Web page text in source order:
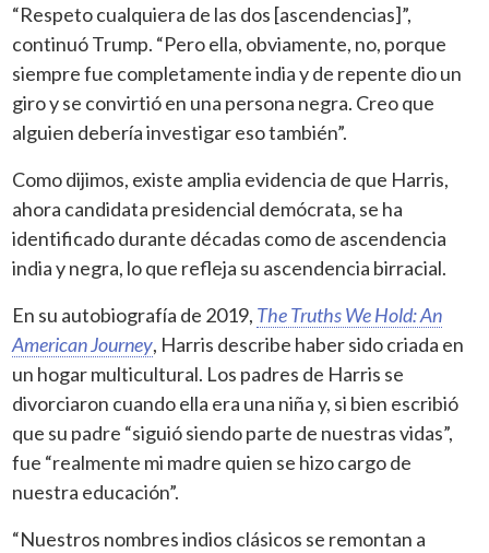
“Respeto cualquiera de las dos [ascendencias]”,
continuó Trump. “Pero ella, obviamente, no, porque
siempre fue completamente india y de repente dio un
giro y se convirtió en una persona negra. Creo que
alguien debería investigar eso también”.
Como dijimos, existe amplia evidencia de que Harris,
ahora candidata presidencial demócrata, se ha
identificado durante décadas como de ascendencia
india y negra, lo que refleja su ascendencia birracial.
En su autobiografía de 2019, The Truths We Hold: An
American Journey, Harris describe haber sido criada en
un hogar multicultural. Los padres de Harris se
divorciaron cuando ella era una niña y, si bien escribió
que su padre “siguió siendo parte de nuestras vidas”,
fue “realmente mi madre quien se hizo cargo de
nuestra educación”.
“Nuestros nombres indios clásicos se remontan a